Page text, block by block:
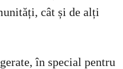
cât și de alți
în special pentru